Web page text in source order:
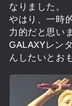
なりました。
やはり、一時
力的だと思い
GALAXYレン
んしたいとお